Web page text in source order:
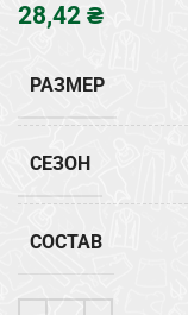
₴
РАЗМЕР
СЕЗОН
СОСТАВ